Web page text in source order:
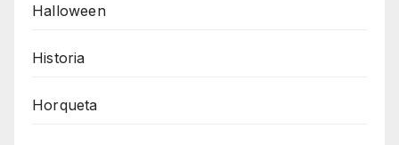
Halloween
Historia
Horqueta